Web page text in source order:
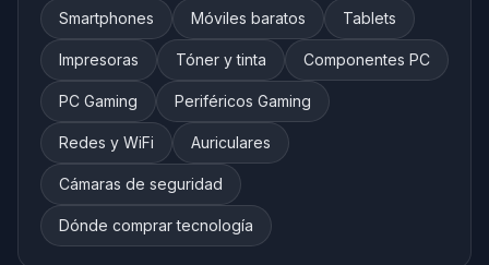
Smartphones Móviles baratos Tablets
Impresoras Tóner y tinta Componentes PC
PC Gaming Periféricos Gaming
Redes y WiFi Auriculares
Cámaras de seguridad
Dónde comprar tecnología